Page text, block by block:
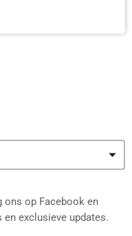
ons op Facebook en
exclusieve updates.